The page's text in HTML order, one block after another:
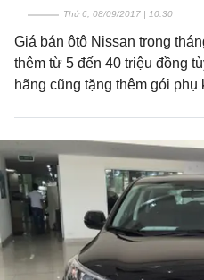
Thứ 6, 08/09/2017 | 10:30
Giá bán ôtô Nissan trong
thêm từ 5 đến 40 triệu đồng
hãng cũng tặng thêm gói phụ